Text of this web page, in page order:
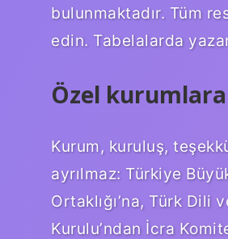
bulunmaktadır. Tüm
edin. Tabelalarda
Özel kurumlara
Kurum, kuruluş,
ayrılmaz: Türkiye
Ortaklığı’na, Türk Dili
Kurulu’ndan İcra